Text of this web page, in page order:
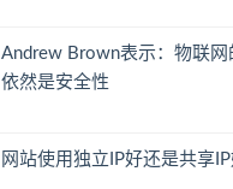
Andrew Brown表示：物联网
依然是安全性
网站使用独立IP好还是共享IP